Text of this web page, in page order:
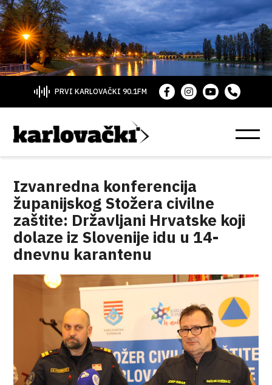
PRVI KARLOVAČKI 90.1FM
Izvanredna konferencija
županijskog Stožera civilne
zaštite: Državljani Hrvatske koji
dolaze iz Slovenije idu u 14-
dnevnu karantenu